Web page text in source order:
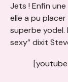
Jets ! Enfin
elle a pu
superbe yodel.
sexy” dixit